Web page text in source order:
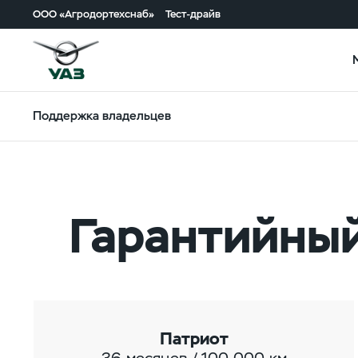
ООО «Агродортехснаб» Тест-драйв
Поддержка владельцев
Патриот